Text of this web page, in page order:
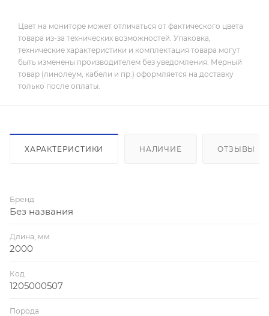
Цвет на мониторе может отличаться от фактического цвета
товара из-за технических возможностей. Упаковка,
технические характеристики и комплектация товара могут
быть изменены производителем без уведомления. Мерный
товар (линолеум, кабели и пр.) оформляется на доставку
только после оплаты.
ХАРАКТЕРИСТИКИ НАЛИЧИЕ ОТЗЫВЫ
Бренд
Без названия
Длина, мм
2000
Код
1205000507
Порода